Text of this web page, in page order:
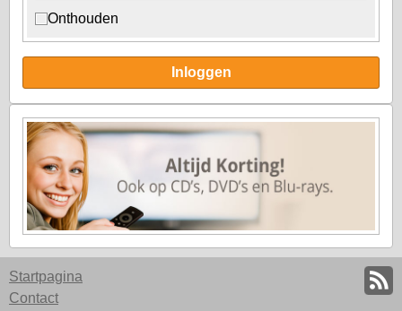
Onthouden
Inloggen
Startpagina
Contact